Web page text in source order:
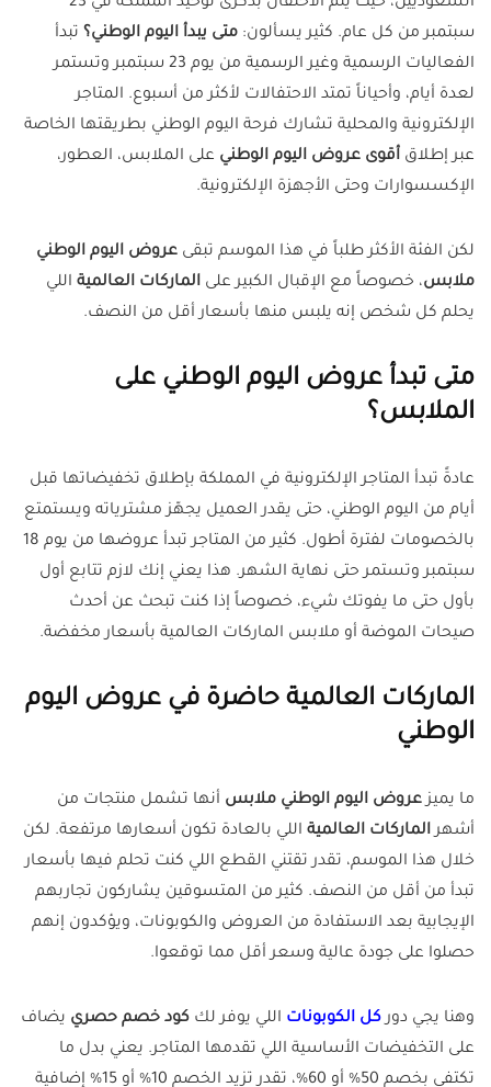
سبتمبر من كل عام. كثير يسألون: متى يبدأ اليوم الوطني؟ تبدأ
الفعاليات الرسمية وغير الرسمية من يوم 23 سبتمبر وتستمر
لعدة أيام، وأحياناً تمتد الاحتفالات لأكثر من أسبوع. المتاجر
الإلكترونية والمحلية تشارك فرحة اليوم الوطني بطريقتها الخاصة
عبر إطلاق أقوى عروض اليوم الوطني على الملابس، العطور،
الإكسسوارات وحتى الأجهزة الإلكترونية.
لكن الفئة الأكثر طلباً في هذا الموسم تبقى عروض اليوم الوطني
ملابس، خصوصاً مع الإقبال الكبير على الماركات العالمية اللي
يحلم كل شخص إنه يلبس منها بأسعار أقل من النصف.
متى تبدأ عروض اليوم الوطني على
الملابس؟
عادةً تبدأ المتاجر الإلكترونية في المملكة بإطلاق تخفيضاتها قبل
أيام من اليوم الوطني، حتى يقدر العميل يجهّز مشترياته ويستمتع
بالخصومات لفترة أطول. كثير من المتاجر تبدأ عروضها من يوم 18
سبتمبر وتستمر حتى نهاية الشهر. هذا يعني إنك لازم تتابع أول
بأول حتى ما يفوتك شيء، خصوصاً إذا كنت تبحث عن أحدث
صيحات الموضة أو ملابس الماركات العالمية بأسعار مخفضة.
الماركات العالمية حاضرة في عروض اليوم
الوطني
ما يميزعروض اليوم الوطني ملابس أنها تشمل منتجات من
أشهرالماركات العالمية اللي بالعادة تكون أسعارها مرتفعة. لكن
خلال هذا الموسم، تقدر تقتني القطع اللي كنت تحلم فيها بأسعار
تبدأ من أقل من النصف. كثير من المتسوقين يشاركون تجاربهم
الإيجابية بعد الاستفادة من العروض والكوبونات، ويؤكدون إنهم
حصلوا على جودة عالية وسعر أقل مما توقعوا.
وهنا يجي دوركل الكوبونات اللي يوفر لك كود خصم حصري يضاف
على التخفيضات الأساسية اللي تقدمها المتاجر. يعني بدل ما
تكتفي بخصم 50% أو 60%، تقدر تزيد الخصم 10% أو 15% إضافية